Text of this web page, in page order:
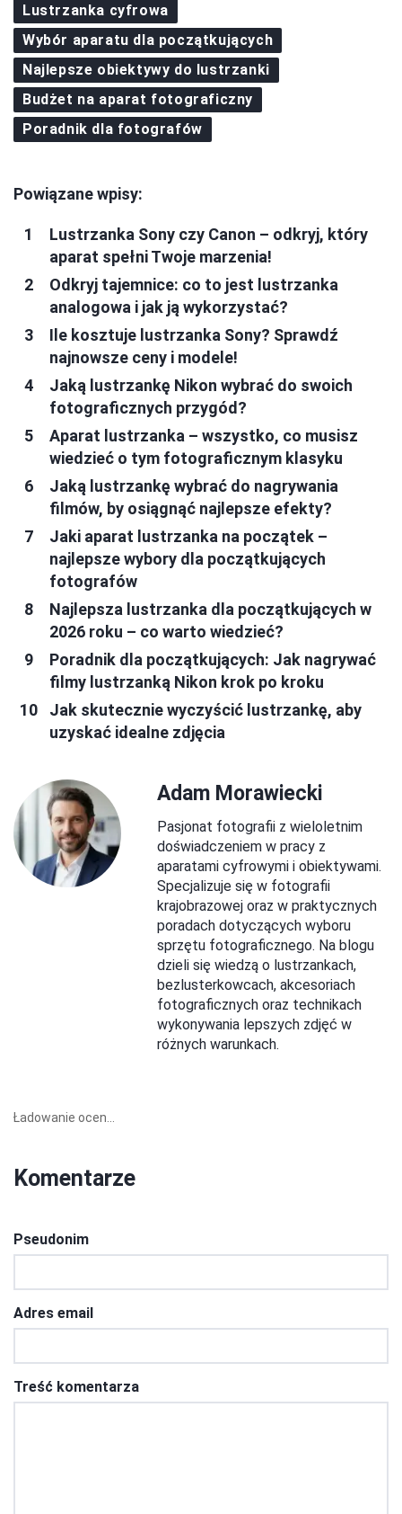
Lustrzanka cyfrowa
Wybór aparatu dla początkujących
Najlepsze obiektywy do lustrzanki
Budżet na aparat fotograficzny
Poradnik dla fotografów
Powiązane wpisy:
Lustrzanka Sony czy Canon – odkryj, który
aparat spełni Twoje marzenia!
Odkryj tajemnice: co to jest lustrzanka
analogowa i jak ją wykorzystać?
Ile kosztuje lustrzanka Sony? Sprawdź
najnowsze ceny i modele!
Jaką lustrzankę Nikon wybrać do swoich
fotograficznych przygód?
Aparat lustrzanka – wszystko, co musisz
wiedzieć o tym fotograficznym klasyku
Jaką lustrzankę wybrać do nagrywania
filmów, by osiągnąć najlepsze efekty?
Jaki aparat lustrzanka na początek –
najlepsze wybory dla początkujących
fotografów
Najlepsza lustrzanka dla początkujących w
2026 roku – co warto wiedzieć?
Poradnik dla początkujących: Jak nagrywać
filmy lustrzanką Nikon krok po kroku
Jak skutecznie wyczyścić lustrzankę, aby
uzyskać idealne zdjęcia
Adam Morawiecki
Pasjonat fotografii z wieloletnim
doświadczeniem w pracy z
aparatami cyfrowymi i obiektywami.
Specjalizuje się w fotografii
krajobrazowej oraz w praktycznych
poradach dotyczących wyboru
sprzętu fotograficznego. Na blogu
dzieli się wiedzą o lustrzankach,
bezlusterkowcach, akcesoriach
fotograficznych oraz technikach
wykonywania lepszych zdjęć w
różnych warunkach.
Ładowanie ocen...
Komentarze
Pseudonim
Adres email
Treść komentarza